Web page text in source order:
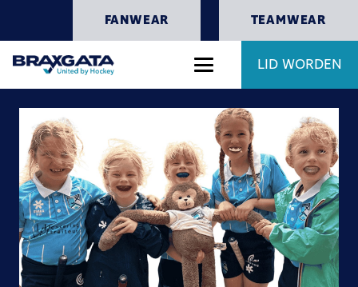
FANWEAR TEAMWEAR
LID WORDEN